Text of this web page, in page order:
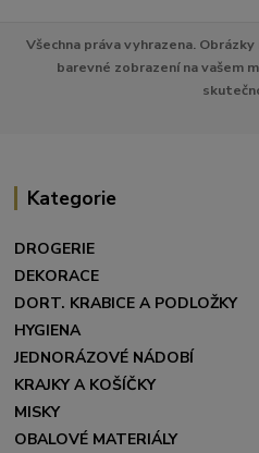
Všechna práva vyhrazena.
barevné zobrazení na vašem
Kategorie
DROGERIE
DEKORACE
DORT. KRABICE A PODLOŽKY
HYGIENA
JEDNORÁZOVÉ NÁDOBÍ
KRAJKY A KOŠÍČKY
MISKY
OBALOVÉ MATERIÁLY